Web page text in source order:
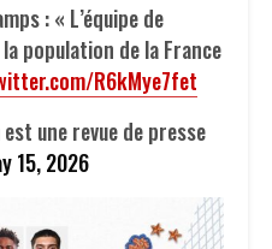
: « L’équipe de
population de la France
R6kMye7fet
une revue de presse
15, 2026